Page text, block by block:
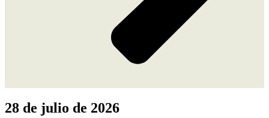
28 de julio de 2026